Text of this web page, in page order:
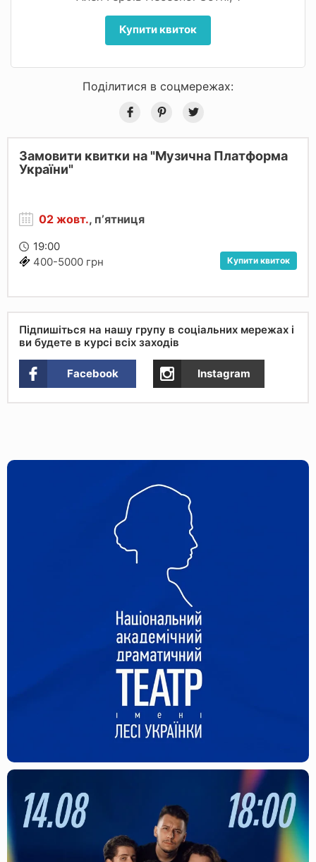
Купити квиток
Поділитися в соцмережах:
Замовити квитки на "Музична Платформа
України"
02 жовт., пʼятниця
19:00
400-5000 грн
Купити квиток
Підпишіться на нашу групу в соціальних мережах і
ви будете в курсі всіх заходів
Facebook Instagram